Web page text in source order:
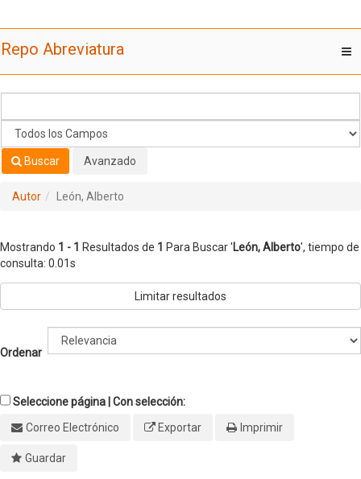
Repo Abreviatura
Buscar Avanzado
Autor León, Alberto
Mostrando 1 - 1 Resultados de 1 Para Buscar 'León, Alberto', tiempo de
consulta: 0.01s
Limitar resultados
Ordenar
Seleccione página | Con selección:
Correo Electrónico
Exportar Imprimir
Guardar